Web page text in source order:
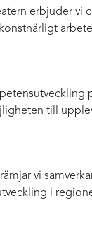
erbjuder vi
till
vi
i